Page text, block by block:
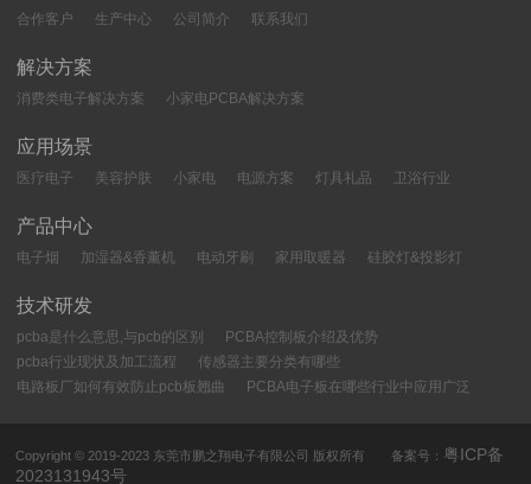
合作客户 生产中心 公司简介 联系我们
解决方案
消费类电子解决方案 小家电PCBA解决方案
应用场景
医疗电子 美容护肤 小家电 电源方案 灯具礼品 卫浴行业
产品中心
电子烟 加湿器&香薰机 电动牙刷 家用取暖器 硅胶灯&投影灯
技术研发
pcba是什么意思,与pcb的区别
PCBA控制板介绍及优势
pcba行业现状及加工流程
传感器主要分类有哪些
电路板厂如何有效防止pcb板翘曲
PCBA电子板在哪些行业中应用广泛
Copyright © 2019-2023 东莞市鹏之翔电子有限公司 版权所有 备案号： 粤ICP备
2023131943号